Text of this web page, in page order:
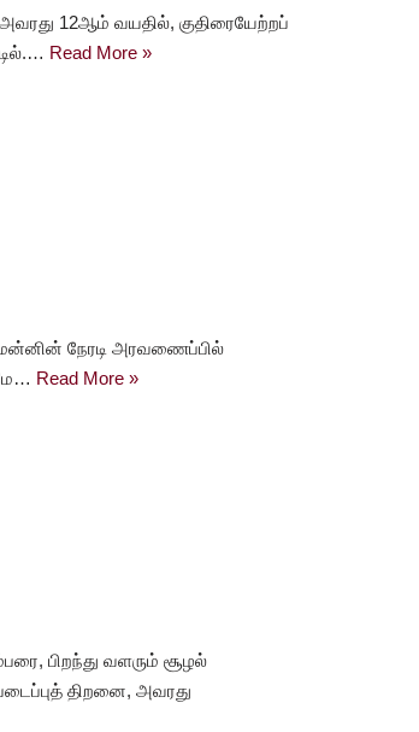
12ஆம் வயதில், குதிரையேற்றப்
Read More »
நேரடி அரவணைப்பில்
Read More »
பிறந்து வளரும் சூழல்
திறனை, அவரது